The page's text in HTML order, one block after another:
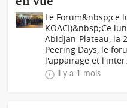
Le Forum&nbsp;ce
KOACI)&nbsp;Ce
Abidjan-Plateau, la
Peering Days, le
l'appairage et
il y a 1 mois